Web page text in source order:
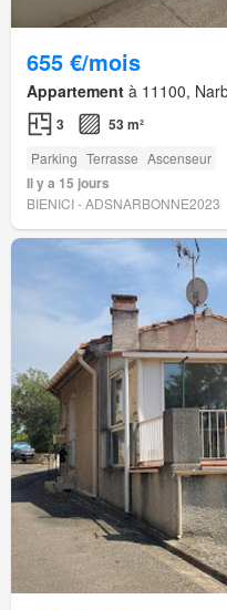
655 €/mois
Appartement à 11100,
3 53 m²
Parking Terrasse Ascenseur
Il y a 15 jours
BIENICI - ADSNARBONNE2023